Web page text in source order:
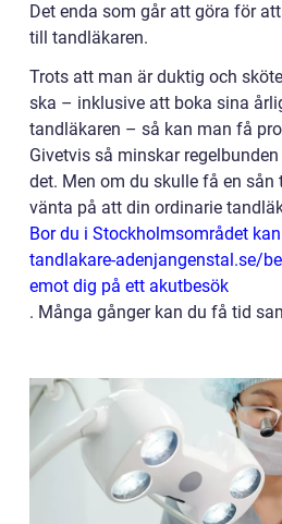
Det enda som går att göra för
till tandläkaren.
Trots att man är duktig och
ska – inklusive att boka sina
tandläkaren – så kan man få
Givetvis så minskar
det. Men om du skulle få en
vänta på att din ordinarie
Bor du i Stockholmsområdet
tandlakare-adenjangenstal.se/
emot dig på ett akutbesök
. Många gånger kan du få tid